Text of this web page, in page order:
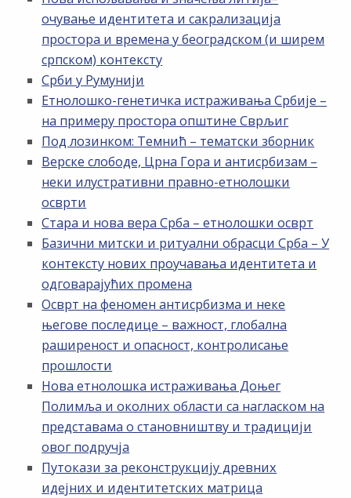
очување идентитета и сакрализација
простора и времена у београдском (и ширем
српском) контексту
Срби у Румунији
Етнолошко-генетичка истраживања Србије –
на примеру простора општине Сврљиг
Под лозинком: Темнић – тематски зборник
Верске слободе, Црна Гора и антисрбизам –
неки илустративни правно-етнолошки
осврти
Стара и нова вера Срба – етнолошки осврт
Базични митски и ритуални обрасци Срба – У
контексту нових проучавања идентитета и
одговарајућих промена
Осврт на феномен антисрбизма и неке
његове последице – важност, глобална
раширеност и опасност, контролисање
прошлости
Нова етнолошка истраживања Доњег
Полимља и околних области са нагласком на
представама о становништву и традицији
овог подручја
Путокази за реконструкцију древних
идејних и идентитетских матрица